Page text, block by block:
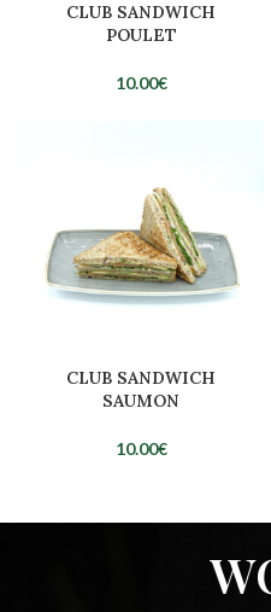
CLUB SANDWICH
POULET
10.00€
CLUB SANDWICH
SAUMON
10.00€